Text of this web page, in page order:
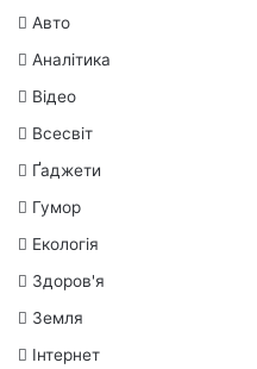
Авто
Аналітика
Відео
Всесвіт
Ґаджети
Гумор
Екологія
Здоров'я
Земля
Інтернет